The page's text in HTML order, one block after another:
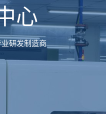
心
研发制造商